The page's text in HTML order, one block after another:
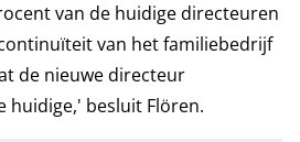
van de huidige directeuren
van het familiebedrijf
de nieuwe directeur
huidige,' besluit Flören.